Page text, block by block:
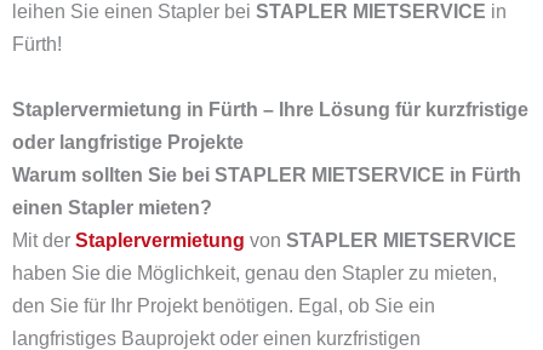
leihen Sie einen Stapler bei STAPLER MIETSERVICE in
Fürth!
Staplervermietung in Fürth – Ihre Lösung für kurzfristige
oder langfristige Projekte
Warum sollten Sie bei STAPLER MIETSERVICE in Fürth
einen Stapler mieten?
Mit der Staplervermietung von STAPLER MIETSERVICE
haben Sie die Möglichkeit, genau den Stapler zu mieten,
den Sie für Ihr Projekt benötigen. Egal, ob Sie ein
langfristiges Bauprojekt oder einen kurzfristigen